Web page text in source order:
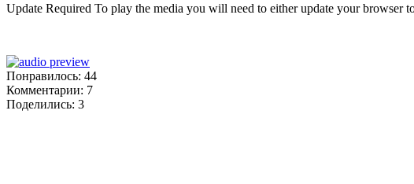
Update Required To play the media you will need to either update your browser
Понравилось: 44
Комментарии: 7
Поделились: 3